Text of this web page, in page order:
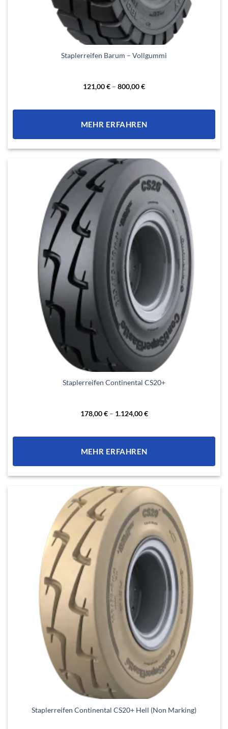
Staplerreifen Barum – Vollgummi
121,00€ – 800,00€
MEHR ERFAHREN
können
auf
Staplerreifen Continental CS20+
178,00€– 1.124,00€
MEHR ERFAHREN
auf.
können
auf
Staplerreifen Continental CS20+ Hell (Non Marking)
Dieses